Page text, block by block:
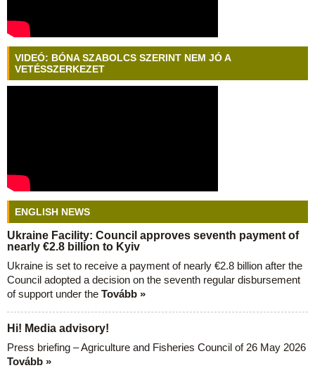
VIDEÓ: BÓNA SZABOLCS SZERINT NEM JÓ A
VETÉSSZERKEZET
ENGLISH NEWS
Ukraine Facility: Council approves seventh payment of
nearly €2.8 billion to Kyiv
Ukraine is set to receive a payment of nearly €2.8 billion after the
Council adopted a decision on the seventh regular disbursement
of support under the Tovább »
Hi! Media advisory!
Press briefing – Agriculture and Fisheries Council of 26 May 2026
Tovább »